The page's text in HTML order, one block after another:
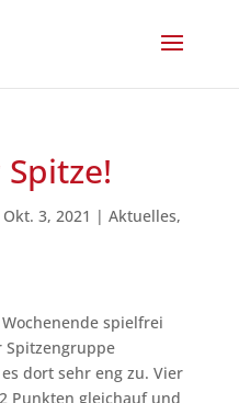
Okt. 3, 2021 | Aktuelles,
spielfrei
dort sehr eng zu. Vier
Punkten gleichauf und